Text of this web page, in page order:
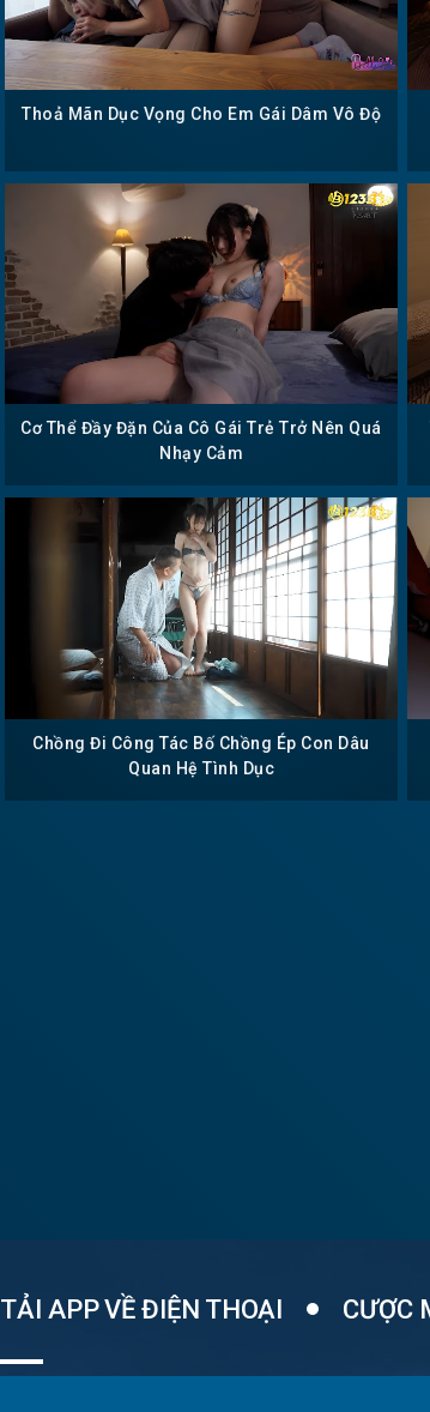
Thoả Mãn Dục Vọng Cho Em Gái Dâm Vô Độ
Cơ Thể Đầy Đặn Của Cô Gái Trẻ Trở Nên Quá
Nhạy Cảm
Chồng Đi Công Tác Bố Chồng Ép Con Dâu
Quan Hệ Tình Dục
TẢI APP VỀ ĐIỆN THOẠI CƯỢC